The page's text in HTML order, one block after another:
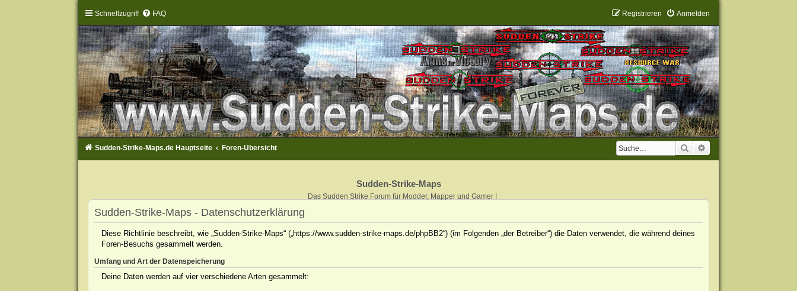
Schnellzugriff FAQ Anmelden
Registrieren
Suche
Sudden-Strike-Maps.de Hauptseite Foren-Übersicht
Sudden-Strike-Maps
Das Sudden Strike Forum für Modder, Mapper und Gamer !
Sudden-Strike-Maps - Datenschutzerklärung
Diese Richtlinie beschreibt, wie „Sudden-Strike-Maps“ („https://www.sudden-strike-maps.de/phpBB2“) (im Folgenden „der Betreiber“) die Daten verwendet, die während deines
Foren-Besuchs gesammelt werden.
Umfang und Art der Datenspeicherung
Deine Daten werden auf vier verschiedene Arten gesammelt: